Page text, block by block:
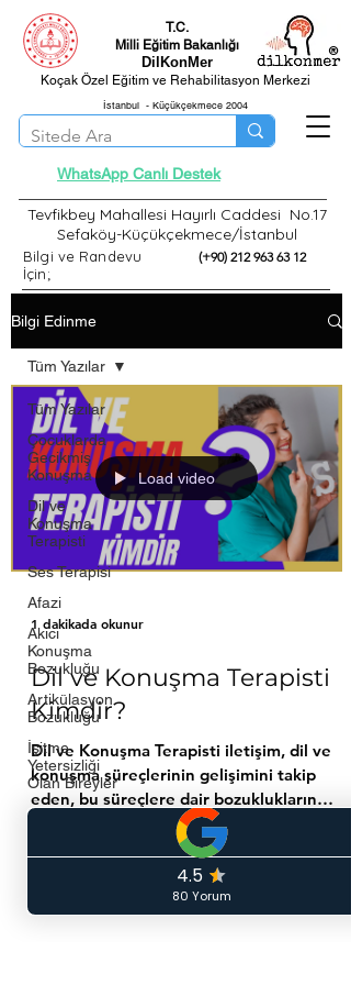
T.C.
Milli Eğitim Bakanlığı
DilKonMer
Koçak Özel Eğitim ve Rehabilitasyon Merkezi
®
İstanbul - Küçükçekmece 2004
WhatsApp Canlı Destek
Tevfikbey Mahallesi Hayırlı Caddesi No.17
Sefaköy-Küçükçekmece/İstanbul
Bilgi ve Randevu
İçin;
(+90) 212 963 63 12
Bilgi Edinme
Tüm Yazılar
Çocuklarda
Gecikmiş
Konuşma
Dil ve
Konuşma
Terapisti
Ses Terapisi
Afazi
Akıcı
Konuşma
Bozukluğu
Artikülasyon
Bozukluğu
İşitme
Yetersizliği
Olan Bireyler
Tüm Yazılar
Load video
1 dakikada okunur
Dil ve Konuşma Terapisti
Kimdir?
Dil ve Konuşma Terapisti iletişim, dil ve
konuşma süreçlerinin gelişimini takip
eden, bu süreçlere dair bozuklukların